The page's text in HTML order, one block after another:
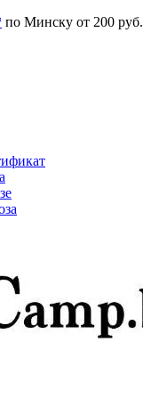
по Минску от 200 руб.